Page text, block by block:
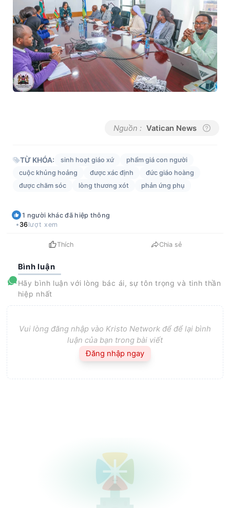
Nguồn : Vatican News
TỪ KHÓA: sinh hoạt giáo xứ
phẩm giá con người
cuộc khủng hoảng
được xác định
đức giáo hoàng
được chăm sóc
lòng thương xót phản ứng phụ
1 người khác đã hiệp thông
36lượt xem
Thích Chia sẻ
Bình luận
Hãy bình luận với lòng bác ái, sự tôn trọng và tinh thần
hiệp nhất
Vui lòng đăng nhập vào Kristo Network để để lại bình
luận của bạn trong bài viết
Đăng nhập ngay